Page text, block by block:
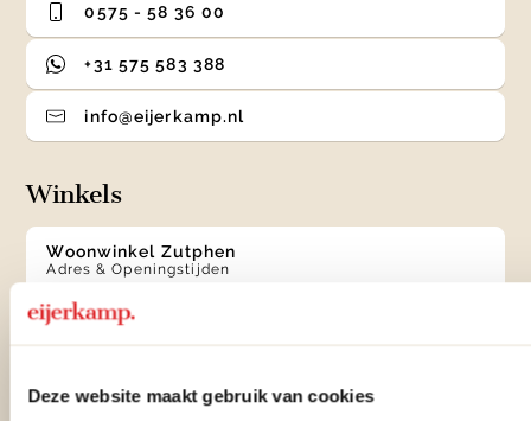
Deze website maakt gebruik van cookies
0575 - 58 36 00
+31 575 583 388
info@eijerkamp.nl
Winkels
Woonwinkel Zutphen
Adres & Openingstijden
Woonwinkel Veenendaal
Outlet Zutphen
Adres & Openingstijden